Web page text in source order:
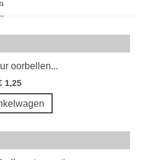
oorbellen...
1,25